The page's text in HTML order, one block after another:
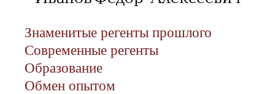
Знаменитые регенты прошлого
Современные регенты
Образование
Обмен опытом